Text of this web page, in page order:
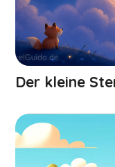
Der kleine